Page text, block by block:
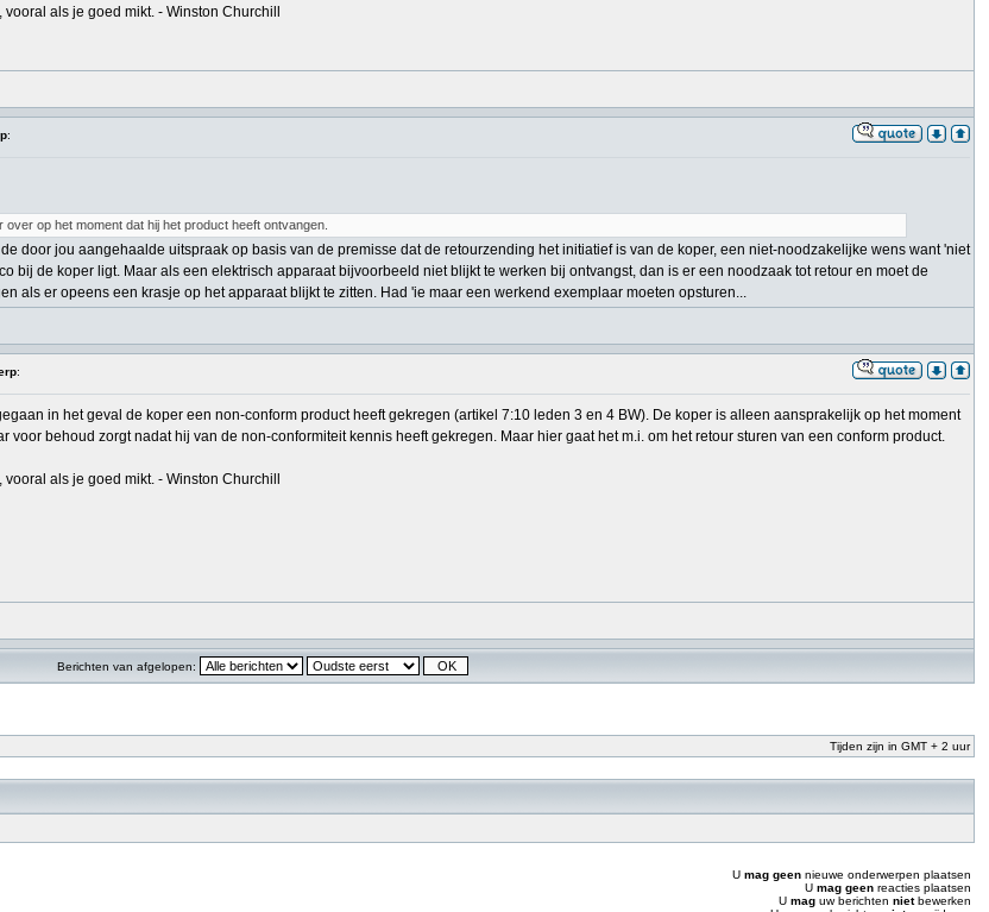
als je goed mikt. - Winston Churchill
:
op het moment dat hij het product heeft ontvangen.
door jou aangehaalde uitspraak op basis van de premisse dat de retourzending het initiatief is van de koper, een niet-noodzakelijke wens want 'niet
bij de koper ligt. Maar als een elektrisch apparaat bijvoorbeeld niet blijkt te werken bij ontvangst, dan is er een noodzaak tot retour en moet de
als er opeens een krasje op het apparaat blijkt te zitten. Had 'ie maar een werkend exemplaar moeten opsturen...
:
in het geval de koper een non-conform product heeft gekregen (artikel 7:10 leden 3 en 4 BW). De koper is alleen aansprakelijk op het moment
voor behoud zorgt nadat hij van de non-conformiteit kennis heeft gekregen. Maar hier gaat het m.i. om het retour sturen van een conform product.
als je goed mikt. - Winston Churchill
Berichten van afgelopen:
Tijden zijn in GMT + 2 uur
U mag geen nieuwe onderwerpen plaatsen
U mag geen reacties plaatsen
U mag uw berichten nietbewerken